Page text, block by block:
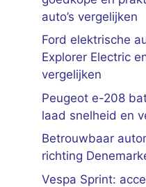
auto’s vergelijken
Ford elektrische
Explorer Electric
vergelijken
Peugeot e-208
laad snelheid en
Betrouwbaar
richting
Vespa Sprint: